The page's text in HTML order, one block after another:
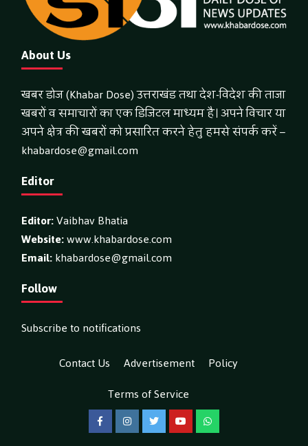
About Us
खबर डोज (Khabar Dose) उत्तराखंड तथा देश-विदेश की ताजा
खबरों व समाचारों का एक डिजिटल माध्यम है। अपने विचार या
अपने क्षेत्र की खबरों को प्रसारित करने हेतु हमसे संपर्क करें –
khabardose@gmail.com
Editor
Editor:Vaibhav Bhatia
Website:www.khabardose.com
Email:khabardose@gmail.com
Follow
Subscribe to notifications
Contact Us
Advertisement
Policy
Terms of Service
FacebookInstagramTwitterYouTubeWhatsApp